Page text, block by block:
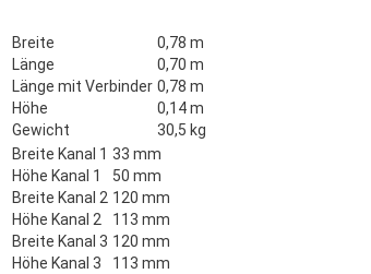
Breite
0,78 m
Länge
0,70 m
Länge mit Verbinder 0,78 m
Höhe
0,14 m
Gewicht
30,5 kg
Breite Kanal 1 33 mm
Höhe Kanal 1
50 mm
Breite Kanal 2 120 mm
Höhe Kanal 2
113 mm
Breite Kanal 3 120 mm
Höhe Kanal 3
113 mm